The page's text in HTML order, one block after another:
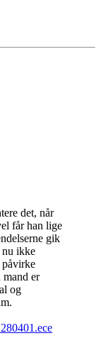
det, når
får han lige
gik
nu ikke
påvirke
mand er
og